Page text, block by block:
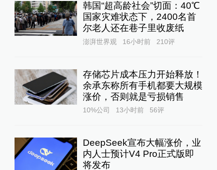
韩国“超高龄社会”切面：40℃
国家灾难状态下，2400名首
尔老人还在巷子里收废纸
澎湃世界观 16小时前 210评
存储芯片成本压力开始释放！
余承东称所有手机都要大规模
涨价，否则就是亏损销售
10%公司 13小时前 56评
DeepSeek宣布大幅涨价，业
内人士预计V4 Pro正式版即
将发布